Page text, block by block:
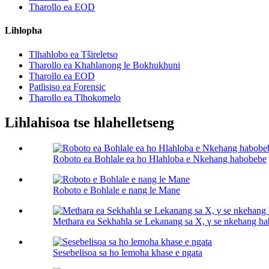
Tharollo ea EOD
Lihlopha
Tlhahlobo ea Tšireletso
Tharollo ea Khahlanong le Bokhukhuni
Tharollo ea EOD
Patlisiso ea Forensic
Tharollo ea Tlhokomelo
Lihlahisoa tse hlahelletseng
Roboto ea Bohlale ea ho Hlahloba e Nkehang habobebe
Roboto e Bohlale e nang le Mane
Methara ea Sekhahla se Lekanang sa X, γ se nkehang
Sesebelisoa sa ho lemoha khase e ngata